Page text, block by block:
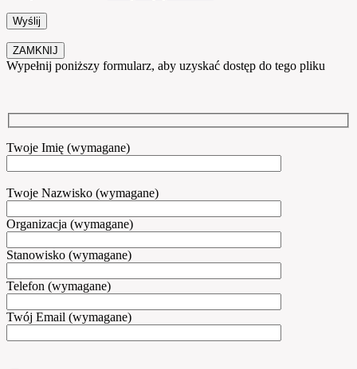
ZAMKNIJ
Wypełnij poniższy formularz, aby uzyskać dostęp do tego pliku
Twoje Imię (wymagane)
Twoje Nazwisko (wymagane)
Organizacja (wymagane)
Stanowisko (wymagane)
Telefon (wymagane)
Twój Email (wymagane)